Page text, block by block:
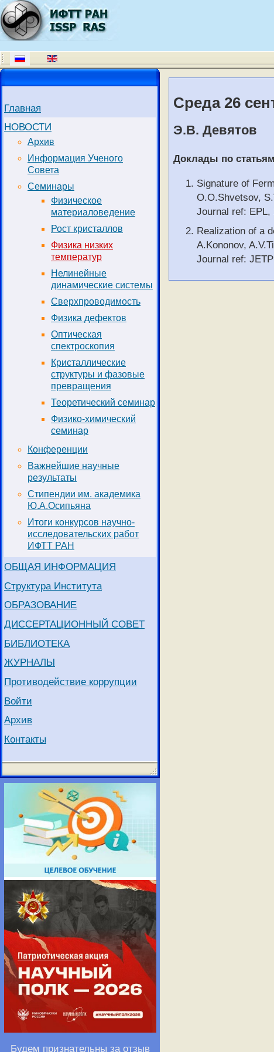
Главная
НОВОСТИ
Архив
Информация Ученого
Совета
Семинары
Физическое
материаловедение
Рост кристаллов
Физика низких
температур
Нелинейные
динамические системы
Сверхпроводимость
Физика дефектов
Оптическая
спектроскопия
Кристаллические
структуры и фазовые
превращения
Теоретический семинар
Физико-химический
семинар
Конференции
Важнейшие научные
результаты
Стипендии им. академика
Ю.А.Осипьяна
Итоги конкурсов научно-
исследовательских работ
ИФТТ РАН
ОБЩАЯ ИНФОРМАЦИЯ
Структура Института
ОБРАЗОВАНИЕ
ДИССЕРТАЦИОННЫЙ СОВЕТ
БИБЛИОТЕКА
ЖУРНАЛЫ
Противодействие коррупции
Войти
Архив
Контакты
Будем признательны за отзыв
Среда 26
Э.В. Девятов
Доклады по
Signature of
O.O.Shvetsov,
Journal ref: EPL,
Realization of a
A.Kononov,
Journal ref: